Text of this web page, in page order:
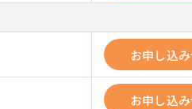
お申し込み
お申し込み